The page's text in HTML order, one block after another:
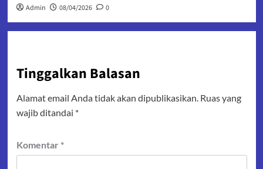
Admin 08/04/2026 0
Tinggalkan Balasan
Alamat email Anda tidak akan dipublikasikan. Ruas yang
wajib ditandai *
Komentar *